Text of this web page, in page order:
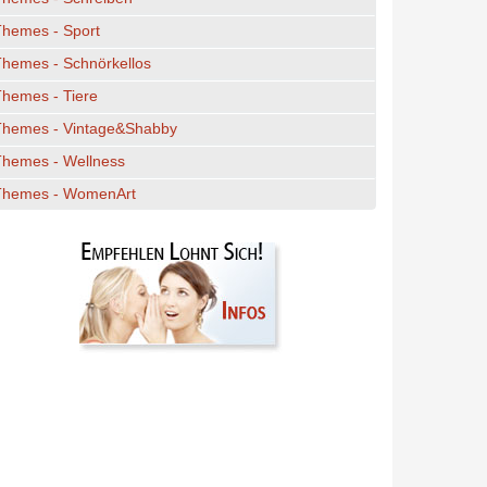
- Sport
- Schnörkellos
- Tiere
- Vintage&Shabby
- Wellness
- WomenArt